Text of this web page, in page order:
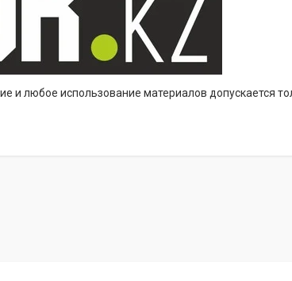
и любое использование материалов допускается